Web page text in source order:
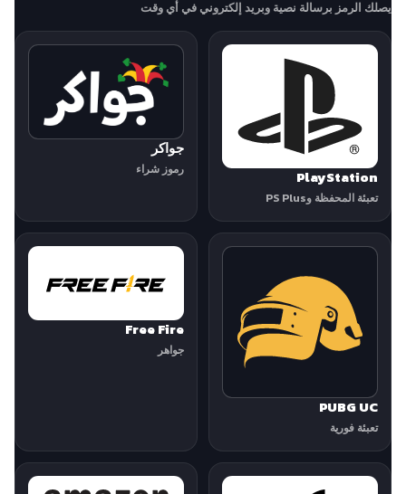
يصلك الرمز برسالة نصية وبريد إلكتروني في أي وقت
PlayStation
تعبئة المحفظة وPS Plus
جواكر
رموز شراء
PUBG UC
تعبئة فورية
Free Fire
جواهر